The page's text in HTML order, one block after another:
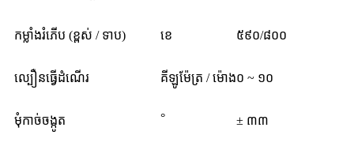
កម្លាំងរំភើប (ខ្ពស់ / ទាប) ខេ ៥៩០/៨០០
ល្បឿនធ្វើដំណើរ គីឡូម៉ែត្រ / ម៉ោង០ ~ ១០
មុំកាច់ចង្កូត ° ± ៣៣